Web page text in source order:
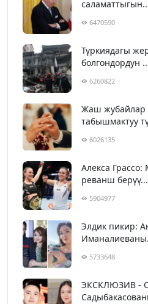
6470590
Түркиядагы
болгондордун
6260822
Жаш жубайлар
табышмактуу
6026135
Алекса
реванш берүү...
5904977
Элдик пикир:
5733648
ЭКСКЛЮЗИВ -